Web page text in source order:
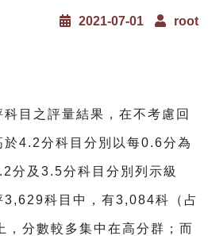
2021-07-01 root
目之評量結果，在不考慮回
於4.2分科目分別以每0.6分為
分及 3.5分科目分別列示級
3,629科目中，有3,084科（占
，分數較多集中在高分群；而